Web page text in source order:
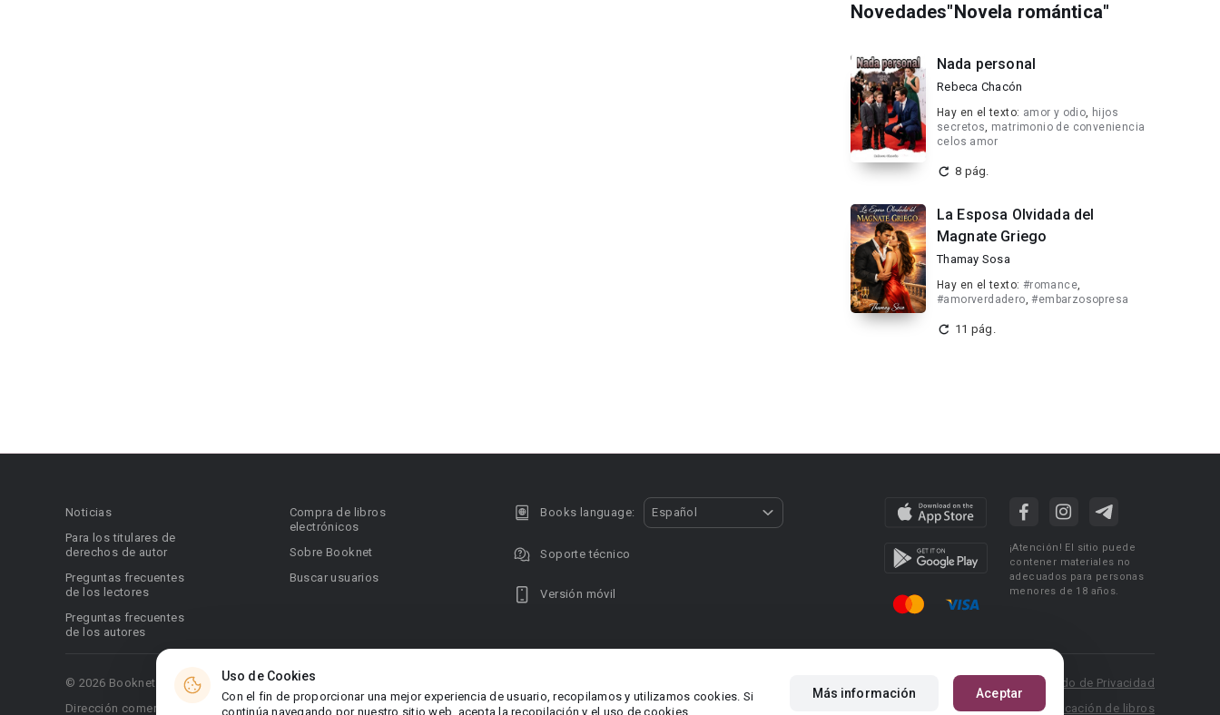
Novedades"Novela romántica"
Nada personal
Rebeca Chacón
Hay en el texto: amor y odio, hijos
secretos, matrimonio de conveniencia
celos amor
8 pág.
La Esposa Olvidada del
Magnate Griego
Thamay Sosa
Hay en el texto: #romance,
#amorverdadero,#embarzosopresa
11 pág.
Uso de Cookies
Con el fin de proporcionar una mejor experiencia de usuario, recopilamos y utilizamos cookies. Si
continúa navegando por nuestro sitio web, acepta la recopilación y el uso de cookies.
Más información Aceptar
Noticias
Para los titulares de
derechos de autor
Preguntas frecuentes
de los lectores
Preguntas frecuentes
de los autores
Compra de libros
electrónicos
Sobre Booknet
Buscar usuarios
Books language: Español
Soporte técnico
Versión móvil
¡Atención! El sitio puede
contener materiales no
adecuados para personas
menores de 18 años.
© 2026 Booknet. Todos los derechos reservados.
Dirección comercial: Griva Digeni 51, oficina 1, Larnaca, 6036, Chipre
Condiciones de uso
Acuerdo de Privacidad
Reglas para la publicación de libros